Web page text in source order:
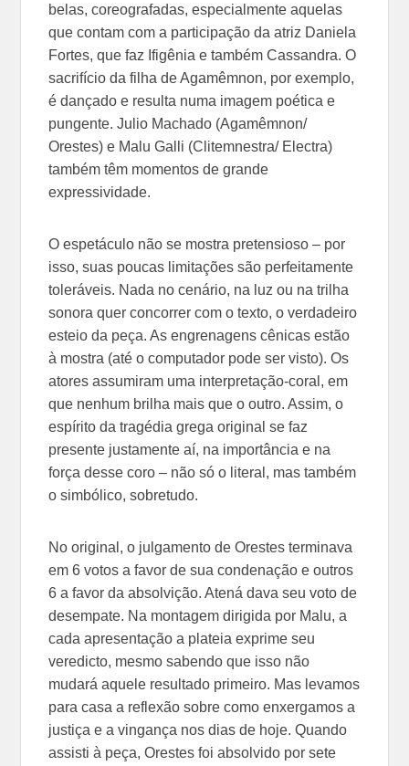
belas, coreografadas, especialmente aquelas
que contam com a participação da atriz Daniela
Fortes, que faz Ifigênia e também Cassandra. O
sacrifício da filha de Agamêmnon, por exemplo,
é dançado e resulta numa imagem poética e
pungente. Julio Machado (Agamêmnon/
Orestes) e Malu Galli (Clitemnestra/ Electra)
também têm momentos de grande
expressividade.
O espetáculo não se mostra pretensioso – por
isso, suas poucas limitações são perfeitamente
toleráveis. Nada no cenário, na luz ou na trilha
sonora quer concorrer com o texto, o verdadeiro
esteio da peça. As engrenagens cênicas estão
à mostra (até o computador pode ser visto). Os
atores assumiram uma interpretação-coral, em
que nenhum brilha mais que o outro. Assim, o
espírito da tragédia grega original se faz
presente justamente aí, na importância e na
força desse coro – não só o literal, mas também
o simbólico, sobretudo.
No original, o julgamento de Orestes terminava
em 6 votos a favor de sua condenação e outros
6 a favor da absolvição. Atená dava seu voto de
desempate. Na montagem dirigida por Malu, a
cada apresentação a plateia exprime seu
veredicto, mesmo sabendo que isso não
mudará aquele resultado primeiro. Mas levamos
para casa a reflexão sobre como enxergamos a
justiça e a vingança nos dias de hoje. Quando
assisti à peça, Orestes foi absolvido por sete